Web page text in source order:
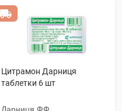
Цитрамон Дарниця
таблетки 6 шт